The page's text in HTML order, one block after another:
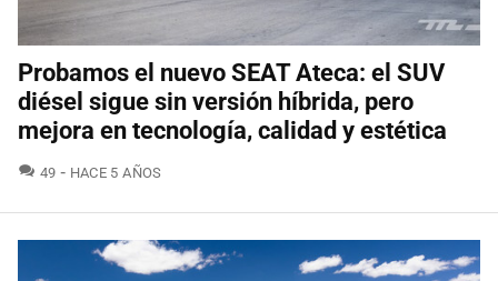
Probamos el nuevo SEAT Ateca: el SUV
diésel sigue sin versión híbrida, pero
mejora en tecnología, calidad y estética
49 COMENTARIOS
HACE 5 AÑOS